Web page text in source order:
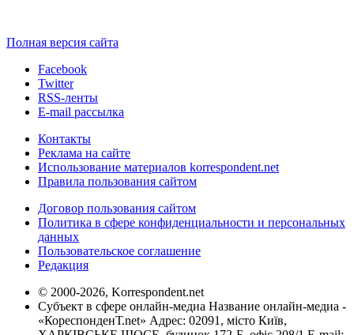
Полная версия сайта
Facebook
Twitter
RSS-ленты
E-mail рассылка
Контакты
Реклама на сайте
Использование материалов korrespondent.net
Правила пользования сайтом
Договор пользования сайтом
Политика в сфере конфиденциальности и персональных
данных
Пользовательское соглашение
Редакция
© 2000-2026, Korrespondent.net
Субъект в сфере онлайн-медиа Название онлайн-медиа -
«КореспонденТ.net» Адрес: 02091, місто Київ,